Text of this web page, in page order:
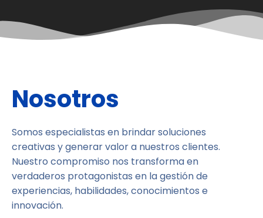
Nosotros
Somos especialistas en brindar soluciones
creativas y generar valor a nuestros clientes.
Nuestro compromiso nos transforma en
verdaderos protagonistas en la gestión de
experiencias, habilidades, conocimientos e
innovación.